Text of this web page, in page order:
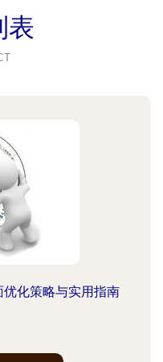
表
化策略与实用指南